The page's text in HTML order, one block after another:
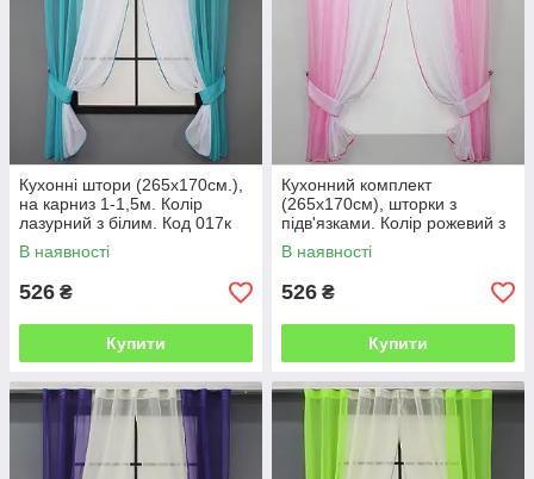
Кухонні штори (265х170см.),
на карниз 1-1,5м. Колір
лазурний з білим. Код 017к
52-0676
В наявності
526 ₴
Купити
Кухонний комплект
(265х170см), шторки з
підв'язками. Колір рожевий з
білим. Код 017к 50-020
В наявності
526 ₴
Купити